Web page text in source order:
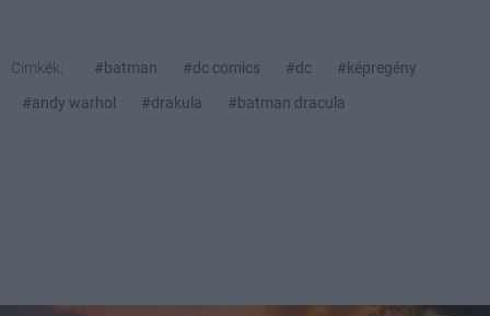
Címkék: #batman #dc comics #dc
#képregény
#andy warhol
#drakula #batman dracula